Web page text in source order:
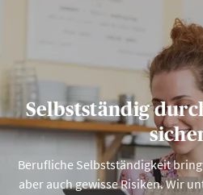
Selbstständig
Berufliche Selbstständigkeit
aber auch gewisse Risiken. Wir